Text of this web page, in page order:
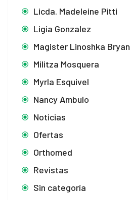
Licda. Madeleine Pitti
Ligia Gonzalez
Magister Linoshka Bryan
Militza Mosquera
Myrla Esquivel
Nancy Ambulo
Noticias
Ofertas
Orthomed
Revistas
Sin categoría